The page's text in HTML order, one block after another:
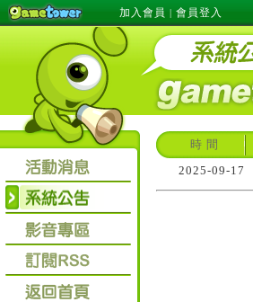
加入會員 | 會員登入
時 間
2025-09-17